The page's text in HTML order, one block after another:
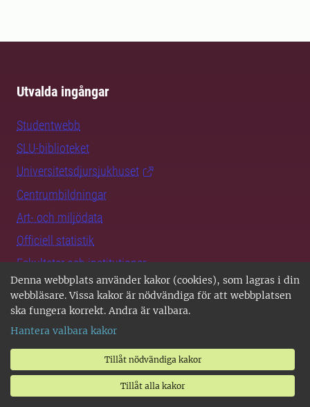
Denna webbplats använder kakor (cookies), som lagras i din
webbläsare. Vissa kakor är nödvändiga för att webbplatsen
ska fungera korrekt. Andra är valbara.
Hantera valbara kakor
Tillåt nödvändiga kakor
Tillåt alla kakor
Utvalda ingångar
Studentwebb
SLU-biblioteket
Universitetsdjursjukhuset
Centrumbildningar
Art- och miljödata
Officiell statistik
Fakulteter och institutioner
Medarbetarwebben
Logga in
För dig som